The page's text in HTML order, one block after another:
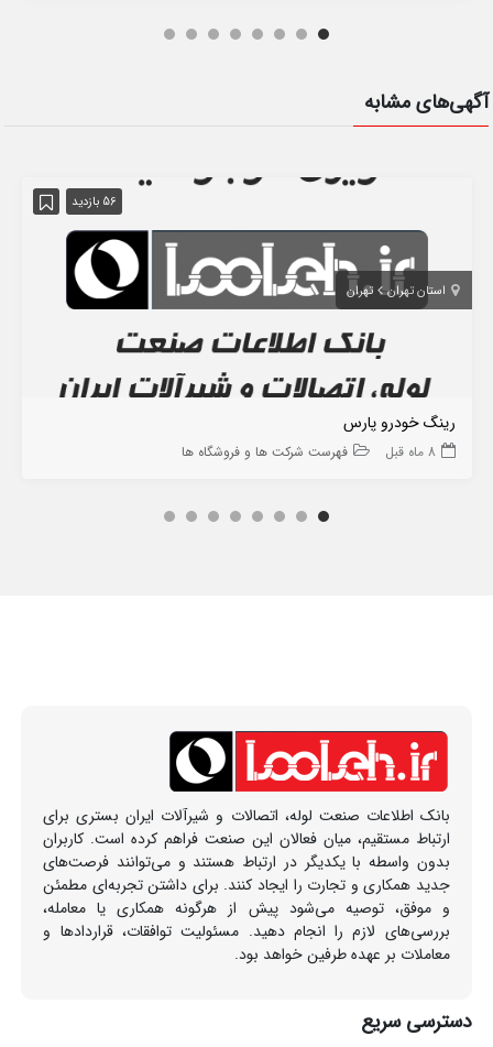
آگهی‌های مشابه
56 بازدید
استان تهران تهران
رینگ خودرو پارس
8 ماه قبل فهرست شرکت ها و فروشگاه ها
بانک اطلاعات صنعت لوله، اتصالات و شیرآلات ایران بستری برای
ارتباط مستقیم، میان فعالان این صنعت فراهم کرده است. کاربران
بدون واسطه با یکدیگر در ارتباط هستند و می‌توانند فرصت‌های
جدید همکاری و تجارت را ایجاد کنند. برای داشتن تجربه‌ای مطمئن
و موفق، توصیه می‌شود پیش از هرگونه همکاری یا معامله،
بررسی‌های لازم را انجام دهید. مسئولیت توافقات، قراردادها و
معاملات بر عهده طرفین خواهد بود.
دسترسی سریع